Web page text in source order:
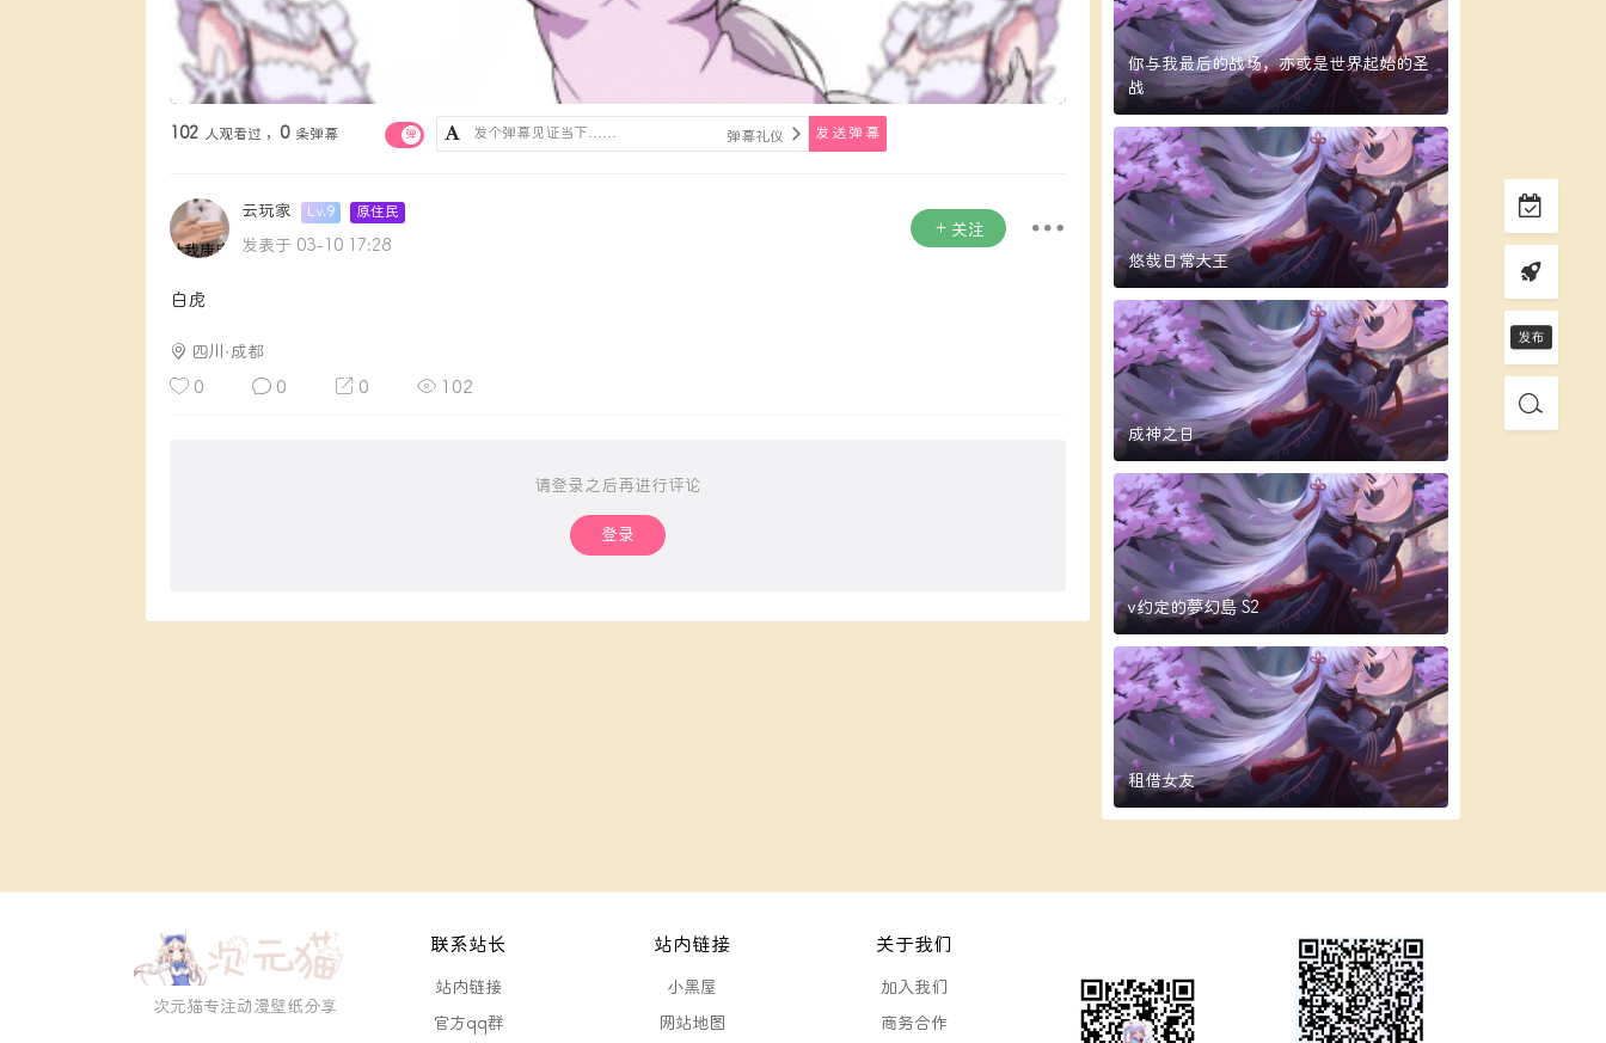
102 人观看过 ， 0 条弹幕 发送弹幕
弹幕礼仪
弹
云玩家 Lv.9 原住民
发表于 03-10 17:28
关注
白虎
四川·成都
0 0 0 102
请登录之后再进行评论
登录
你与我最后的战场，亦或是世界起始的圣
战
悠哉日常大王
成神之日
v约定的夢幻島 S2
租借女友
次元猫专注动漫壁纸分享
联系站长
站内链接
官方qq群
站内链接
小黑屋
网站地图
关于我们
加入我们
商务合作